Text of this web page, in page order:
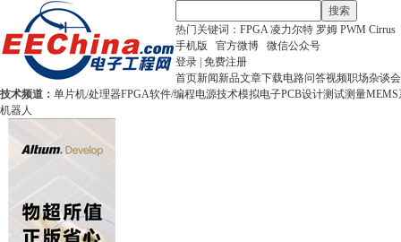
搜索
热门关键词： FPGA 凌力尔特 罗姆 PWM Cirrus
手机版
官方微博
微信公众号
登录 免费注册
首页新闻新品文章下载电路问答视频职场杂谈
技术频道： 单片机/处理器FPGA软件/编程电源技术模拟电子PCB设计测试测量MEMS
机器人